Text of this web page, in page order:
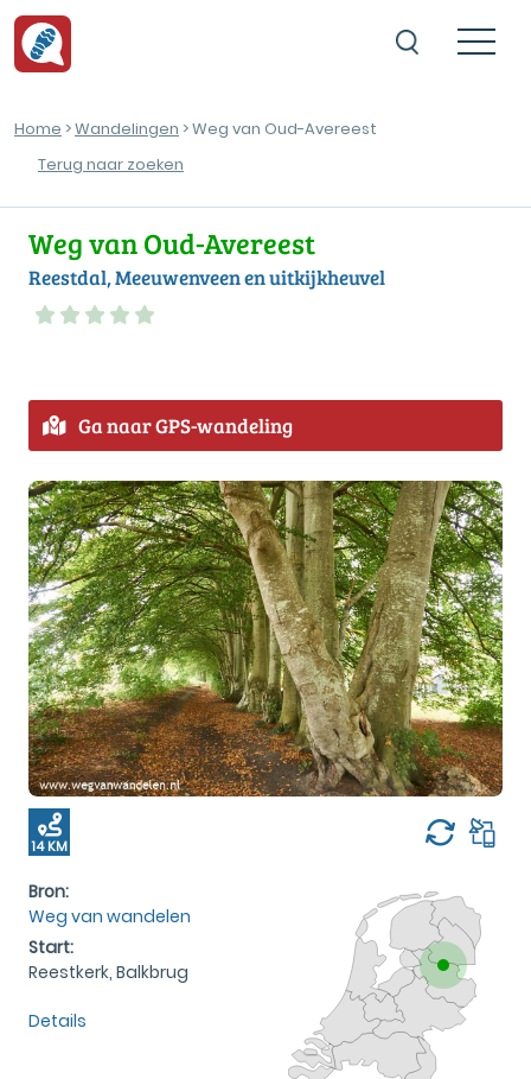
Home >Wandelingen > Weg van Oud-Avereest
Terug naar zoeken
Weg van Oud-Avereest
Reestdal, Meeuwenveen en uitkijkheuvel
Ga naar GPS-wandeling
14 KM
Bron:
Weg van wandelen
Start:
Reestkerk, Balkbrug
Details